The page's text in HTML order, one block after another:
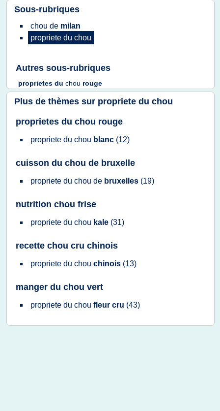
Sous-rubriques
chou de milan
propriete du chou
Autres sous-rubriques
proprietes du chou rouge
Plus de thèmes sur propriete du chou
proprietes du chou rouge
propriete du chou blanc (12)
cuisson du chou de bruxelle
propriete du chou de bruxelles (19)
nutrition chou frise
propriete du chou kale (31)
recette chou cru chinois
propriete du chou chinois (13)
manger du chou vert
propriete du chou fleur cru (43)